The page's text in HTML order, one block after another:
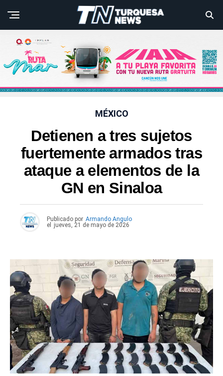
MÉXICO
Detienen a tres sujetos
fuertemente armados tras
ataque a elementos de la
GN en Sinaloa
Publicado por Armando Angulo
el
jueves, 21 de mayo de 2026